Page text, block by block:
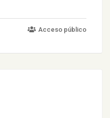
Acceso público